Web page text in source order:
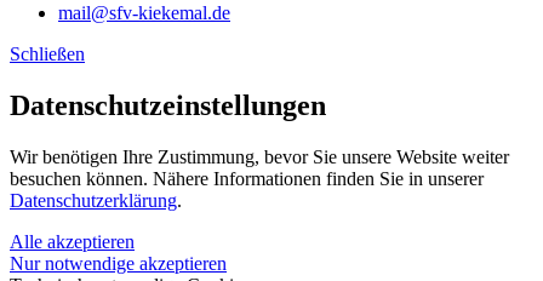
mail@sfv-kiekemal.de
Schließen
Datenschutz­einstellungen
Wir benötigen Ihre Zustimmung, bevor Sie unsere Website weiter
besuchen können. Nähere Informationen finden Sie in unserer
Datenschutzerklärung.
Alle akzeptieren
Nur notwendige akzeptieren